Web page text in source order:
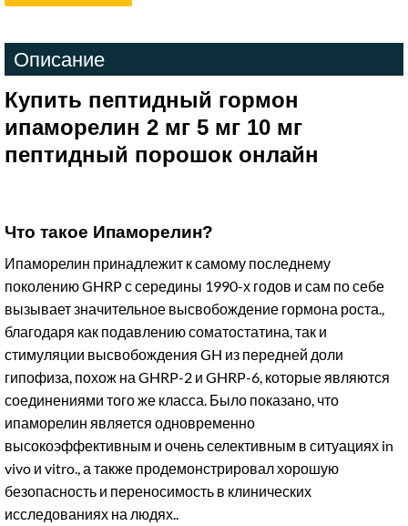
Описание
Купить пептидный гормон
ипаморелин 2 мг 5 мг 10 мг
пептидный порошок онлайн
Что такое Ипаморелин?
Ипаморелин принадлежит к самому последнему
поколению GHRP с середины 1990-х годов и сам по себе
вызывает значительное высвобождение гормона роста.,
благодаря как подавлению соматостатина, так и
стимуляции высвобождения GH из передней доли
гипофиза, похож на GHRP-2 и GHRP-6, которые являются
соединениями того же класса. Было показано, что
ипаморелин является одновременно
высокоэффективным и очень селективным в ситуациях in
vivo и vitro., а также продемонстрировал хорошую
безопасность и переносимость в клинических
исследованиях на людях..